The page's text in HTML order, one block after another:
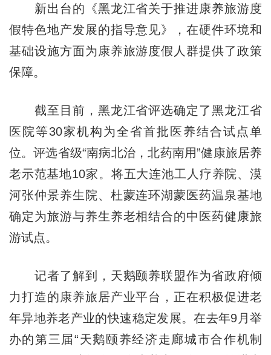
新出台的《黑龙江省关于推进康养旅游度
假特色地产发展的指导意见》，在硬件环境和
基础设施方面为康养旅游度假人群提供了政策
保障。
截至目前，黑龙江省评选确定了黑龙江省
医院等30家机构为全省首批医养结合试点单
位。评选省级“南病北治，北药南用”健康旅居养
老示范基地10家。将五大连池工人疗养院、漠
河张仲景养生院、杜蒙连环湖蒙医药温泉基地
确定为旅游与养生养老相结合的中医药健康旅
游试点。
记者了解到，天鹅颐养联盟作为省政府倾
力打造的康养旅居产业平台，正在积极促进老
年异地养老产业的快速稳定发展。在去年9月举
办的第三届“天鹅颐养经济走廊城市合作机制